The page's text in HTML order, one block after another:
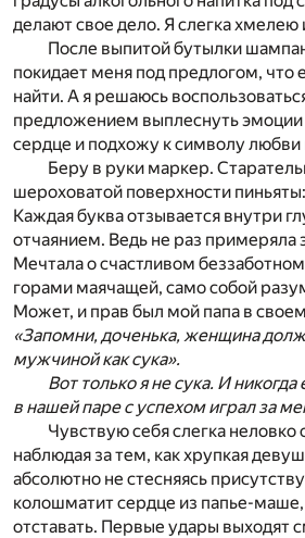
делают свое дело. Я слегка
После выпитой бутылки
покидает меня под предлогом, что
найти. А я решаюсь
предложением выплеснуть
сердце и подхожу к символу
Беру в руки маркер.
шероховатой поверхности
Каждая буква отзывается внутри
отчаянием. Ведь не раз примеряла
Мечтала о счастливом
горами маячащей, само собой
Может, и прав был мой папа в
«Запомни, доченька, женщина
мужчиной как сука».
Вот только я не сука. И
в нашей паре с успехом играл за
Чувствую себя слегка неловко
наблюдая за тем, как хрупкая
абсолютно не стесняясь
колошматит сердце из папье-
отставать. Первые удары выходят